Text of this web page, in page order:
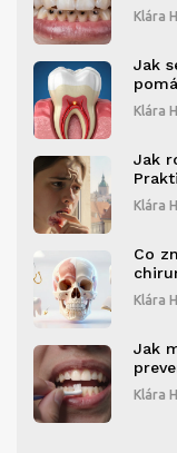
Klára
Jak
Klára
Jak
Klára
Co
Klára
Jak
Klára